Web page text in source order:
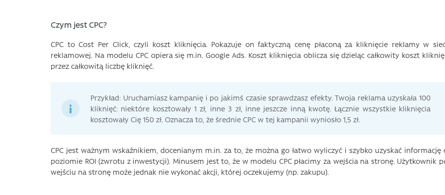
Czym jest CPC?
CPC to Cost Per Click, czyli koszt kliknięcia. Pokazuje on faktyczną cenę płaconą za kliknięcie reklamy w
reklamowej. Na modelu CPC opiera się m.in. Google Ads. Koszt kliknięcia oblicza się dzieląc całkowity koszt
przez całkowitą liczbę kliknięć.
Przykład: Uruchamiasz kampanię i po jakimś czasie sprawdzasz efekty. Twoja reklama uzyskała 100
kliknięć: niektóre kosztowały 1 zł, inne 3 zł, inne jeszcze inną kwotę. Łącznie wszystkie kliknięcia
kosztowały Cię 150 zł. Oznacza to, że średnie CPC w tej kampanii wyniosło 1,5 zł.
CPC jest ważnym wskaźnikiem, docenianym m.in. za to, że można go łatwo wyliczyć i szybko uzyskać informację
poziomie ROI (zwrotu z inwestycji). Minusem jest to, że w modelu CPC płacimy za wejścia na stronę. Użytkownik
wejściu na stronę może jednak nie wykonać akcji, której oczekujemy (np. zakupu).